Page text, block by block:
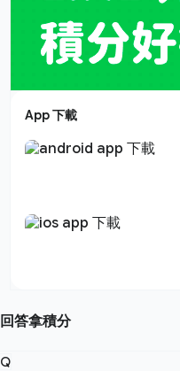
App 下載
回答拿積分
Q